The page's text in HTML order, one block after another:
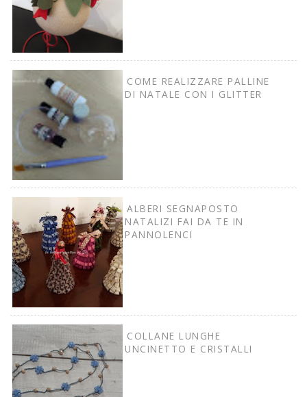
COME REALIZZARE PALLINE
DI NATALE CON I GLITTER
ALBERI SEGNAPOSTO
NATALIZI FAI DA TE IN
PANNOLENCI
COLLANE LUNGHE
UNCINETTO E CRISTALLI